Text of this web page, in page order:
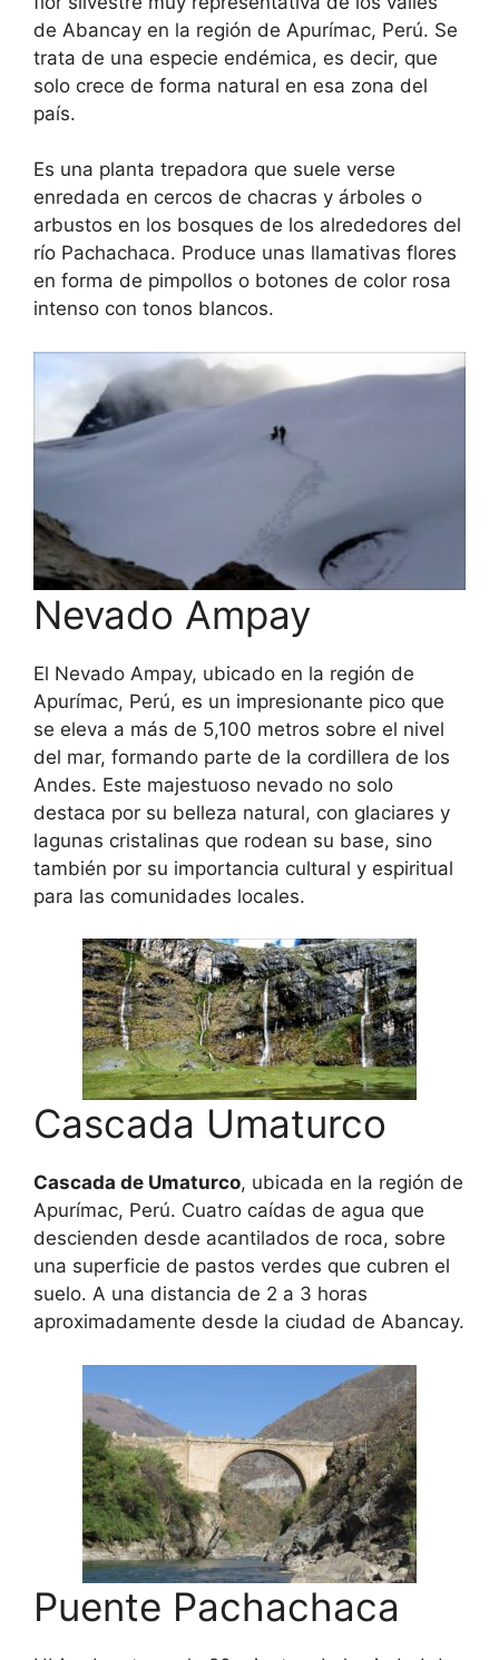
de Abancay en la región de Apurímac, Perú. Se
trata de una especie endémica, es decir, que
solo crece de forma natural en esa zona del
país.
Es una planta trepadora que suele verse
enredada en cercos de chacras y árboles o
arbustos en los bosques de los alrededores del
río Pachachaca. Produce unas llamativas flores
en forma de pimpollos o botones de color rosa
intenso con tonos blancos.
Nevado Ampay
El Nevado Ampay, ubicado en la región de
Apurímac, Perú, es un impresionante pico que
se eleva a más de 5,100 metros sobre el nivel
del mar, formando parte de la cordillera de los
Andes. Este majestuoso nevado no solo
destaca por su belleza natural, con glaciares y
lagunas cristalinas que rodean su base, sino
también por su importancia cultural y espiritual
para las comunidades locales.
Cascada Umaturco
Cascada de Umaturco, ubicada en la región de
Apurímac, Perú. Cuatro caídas de agua que
descienden desde acantilados de roca, sobre
una superficie de pastos verdes que cubren el
suelo. A una distancia de 2 a 3 horas
aproximadamente desde la ciudad de Abancay.
Puente Pachachaca